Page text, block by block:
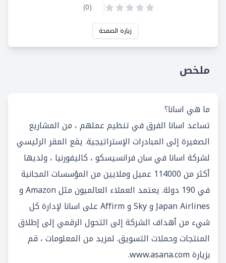
(
0
)
زيارة الصفحة
ملخص
ما هي اسانا؟
تساعد اسانا الفرق في تنظيم عملهم ، من المشاريع
الصغيرة إلى المبادرات الإستراتيجية. يقع المقر الرئيسي
لشركة اسانا في سان فرانسيسكو ، كاليفورنيا ، ولديها
أكثر من 114000 عميل وملايين من المؤسسات المجانية
في 190 دولة. يعتمد العملاء العالميون مثل Amazon و
Japan Airlines و Sky و Affirm على اسانا لإدارة كل
شيء من أهداف الشركة إلى التحول الرقمي إلى إطلاق
المنتجات وحملات التسويق. لمزيد من المعلومات ، قم
بزيارةwww.asana.com
.